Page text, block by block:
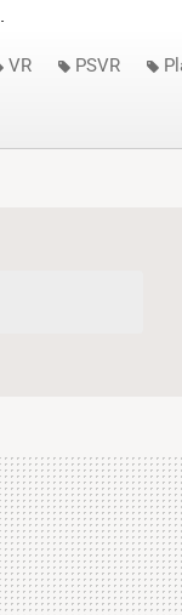
VR PSVR